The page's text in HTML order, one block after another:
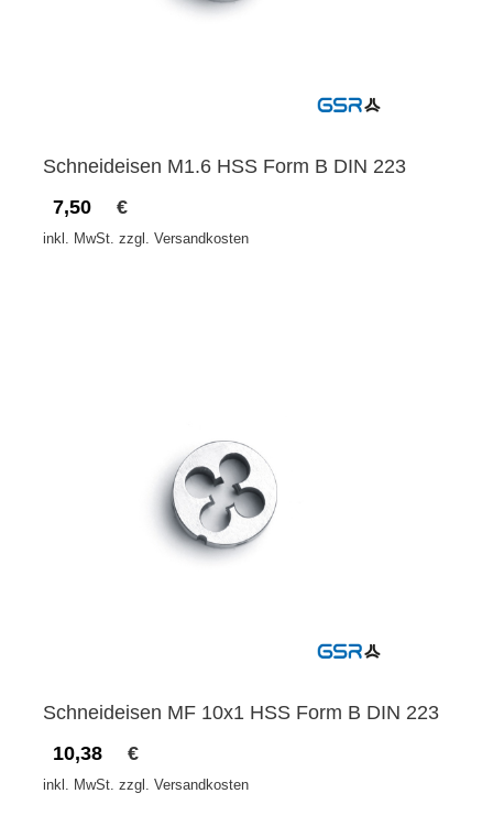
Schneideisen M1.6 HSS Form B DIN 223
7,50
€
inkl. MwSt. zzgl. Versandkosten
Schneideisen MF 10x1 HSS Form B DIN 223
10,38
€
inkl. MwSt. zzgl. Versandkosten